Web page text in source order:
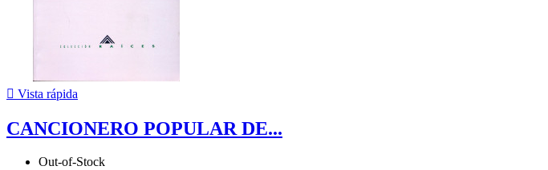
 Vista rápida
CANCIONERO POPULAR DE...
Out-of-Stock